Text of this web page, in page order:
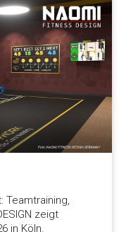
Teamtraining,
zeigt
in Köln.